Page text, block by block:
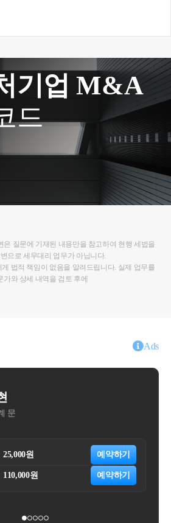
기업 M&A
드
은 질문에 기재된 내용만을 참고하여 현행 세법을
으로 세무대리 업무가 아닙니다.
법적 책임이 없음을 알려드립니다. 실제 업무를
와 상세 내역을 검토 후에
Ads